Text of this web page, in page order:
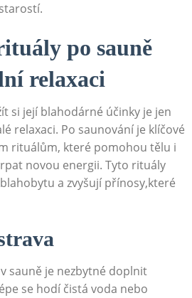
po ⁤sauně
relaxaci
si její blahodárné ⁢účinky ‍je jen
relaxaci. Po saunování je klíčové
rituálům, které ⁤pomohou tělu⁣ i
novou energii. Tyto ⁤rituály
a‌ zvyšují‍ přínosy,které
sauně je nezbytné‌ doplnit
se hodí čistá voda nebo